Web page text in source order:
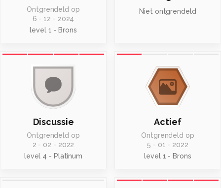
Ontgrendeld op
6 - 12 - 2024
level 1 - Brons
Niet ontgrendeld
Discussie
Ontgrendeld op
2 - 02 - 2022
level 4 - Platinum
Actief
Ontgrendeld op
5 - 01 - 2022
level 1 - Brons